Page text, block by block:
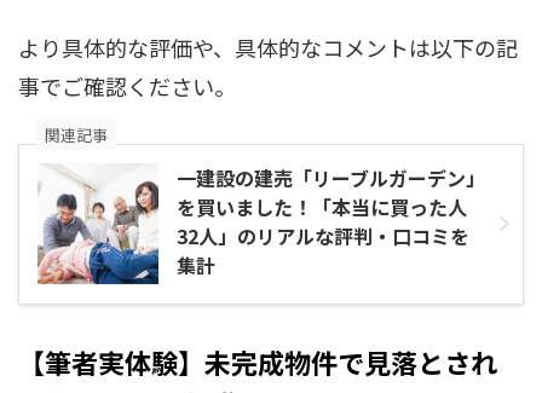
より具体的な評価や、具体的なコメントは以下の記
事でご確認ください。
一建設の建売「リーブルガーデン」
を買いました！「本当に買った人
32人」のリアルな評判・口コミを
集計
関連記事
【筆者実体験】未完成物件で見落とされ